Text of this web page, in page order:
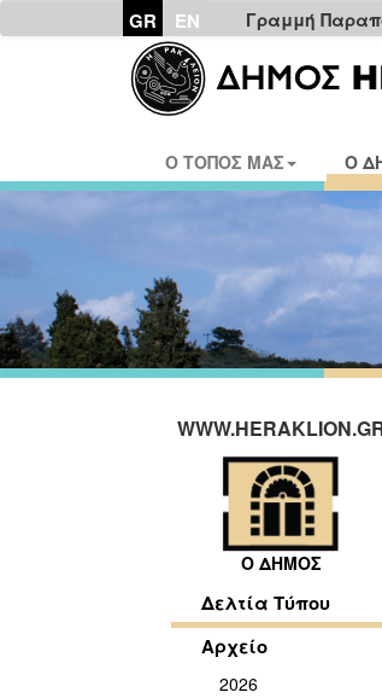
GR EN Γραμμή
Ο ΤΟΠΟΣ ΜΑΣ Ο
Ο ΔΗΜΟΣ
Δελτία Τύπου
Αρχείο
2026